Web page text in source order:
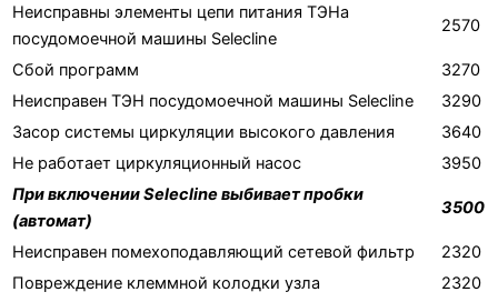
Неисправны элементы цепи питания ТЭНа
посудомоечной машины Selecline
2570
Сбой программ
3270
Неисправен ТЭН посудомоечной машины Selecline
3290
Засор системы циркуляции высокого давления
3640
Не работает циркуляционный насос
3950
При включении Selecline выбивает пробки
(автомат)
3500
Неисправен помехоподавляющий сетевой фильтр
2320
Повреждение клеммной колодки узла
2320